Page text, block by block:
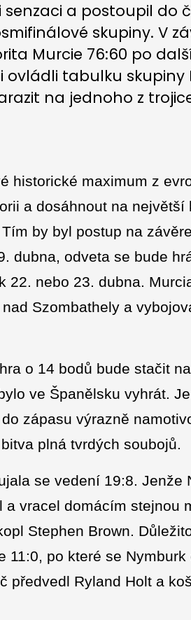
a postoupil do
skupiny. V
Murcie 76:60 po
tabulku skupiny
na jednoho z
historické maximum z
a dosáhnout na největší
by byl postup na
dubna, odveta se bude
nebo 23. dubna.
Szombathely a
o 14 bodů bude stačit
ve Španělsku vyhrát.
zápasu výrazně
plná tvrdých soubojů.
se vedení 19:8. Jenže
vracel domácím stejnou
Stephen Brown.
11:0, po které se
předvedl Ryland Holt a